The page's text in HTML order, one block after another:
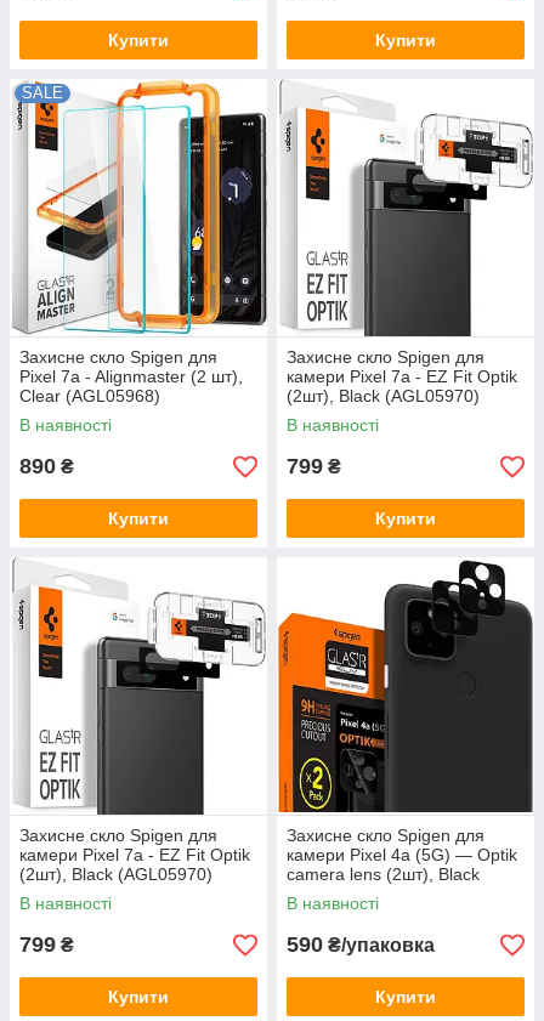
Купити Купити
SALE
Захисне скло Spigen для
Pixel 7a - Alignmaster (2 шт),
Clear (AGL05968)
В наявності
890 ₴
Купити
Захисне скло Spigen для
камери Pixel 7a - EZ Fit Optik
(2шт), Black (AGL05970)
В наявності
799 ₴
Купити
Захисне скло Spigen для
камери Pixel 7a - EZ Fit Optik
(2шт), Black (AGL05970)
В наявності
799 ₴
Купити
Захисне скло Spigen для
камери Pixel 4a (5G) — Optik
camera lens (2шт), Black
(AGL02125)
В наявності
590 ₴/упаковка
Купити